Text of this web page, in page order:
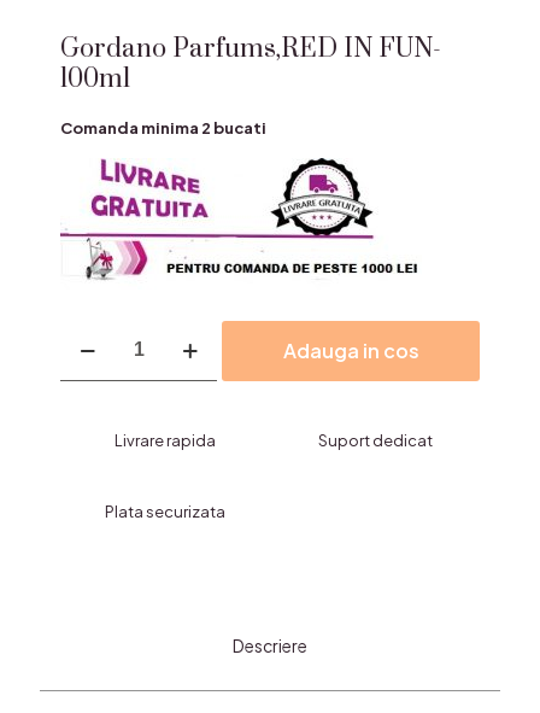
Gordano Parfums,RED IN FUN-
100ml
Comanda minima 2 bucati
Gordano
Parfums,RED
Adauga in cos
Livrare rapida Suport dedicat
Plata securizata
Descriere